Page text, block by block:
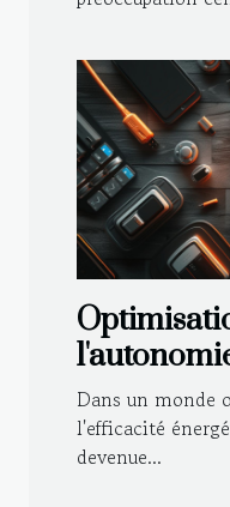
efficaces
Dans un monde
l'efficacité
devenue...